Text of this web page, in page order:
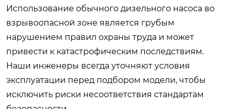
Использование обычного дизельного насоса во
взрывоопасной зоне является грубым
нарушением правил охраны труда и может
привести к катастрофическим последствиям.
Наши инженеры всегда уточняют условия
эксплуатации перед подбором модели, чтобы
исключить риски несоответствия стандартам